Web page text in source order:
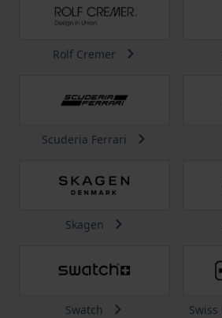
Rolf Cremer
Scuderia Ferrari
Skagen
Swatch